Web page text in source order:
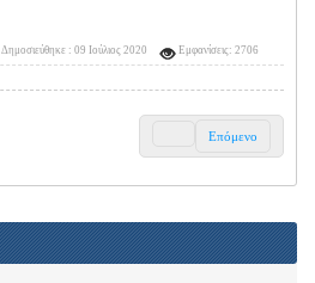
Δημοσιεύθηκε : 09 Ιούλιος 2020 Εμφανίσεις: 2706
Επόμενο